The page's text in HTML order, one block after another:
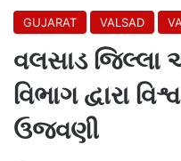
GUJARAT VALSAD
વલસાડ જિલ્લા
વિભાગ દ્વારા
ઉજવણી